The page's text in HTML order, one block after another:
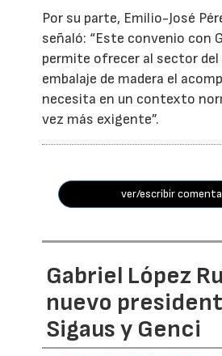
Por su parte, Emilio-José
señaló: “Este convenio con
permite ofrecer al sector del
embalaje de madera el
necesita en un contexto
vez más exigente”.
ver/escribir
Gabriel López
nuevo
Sigaus y Genci